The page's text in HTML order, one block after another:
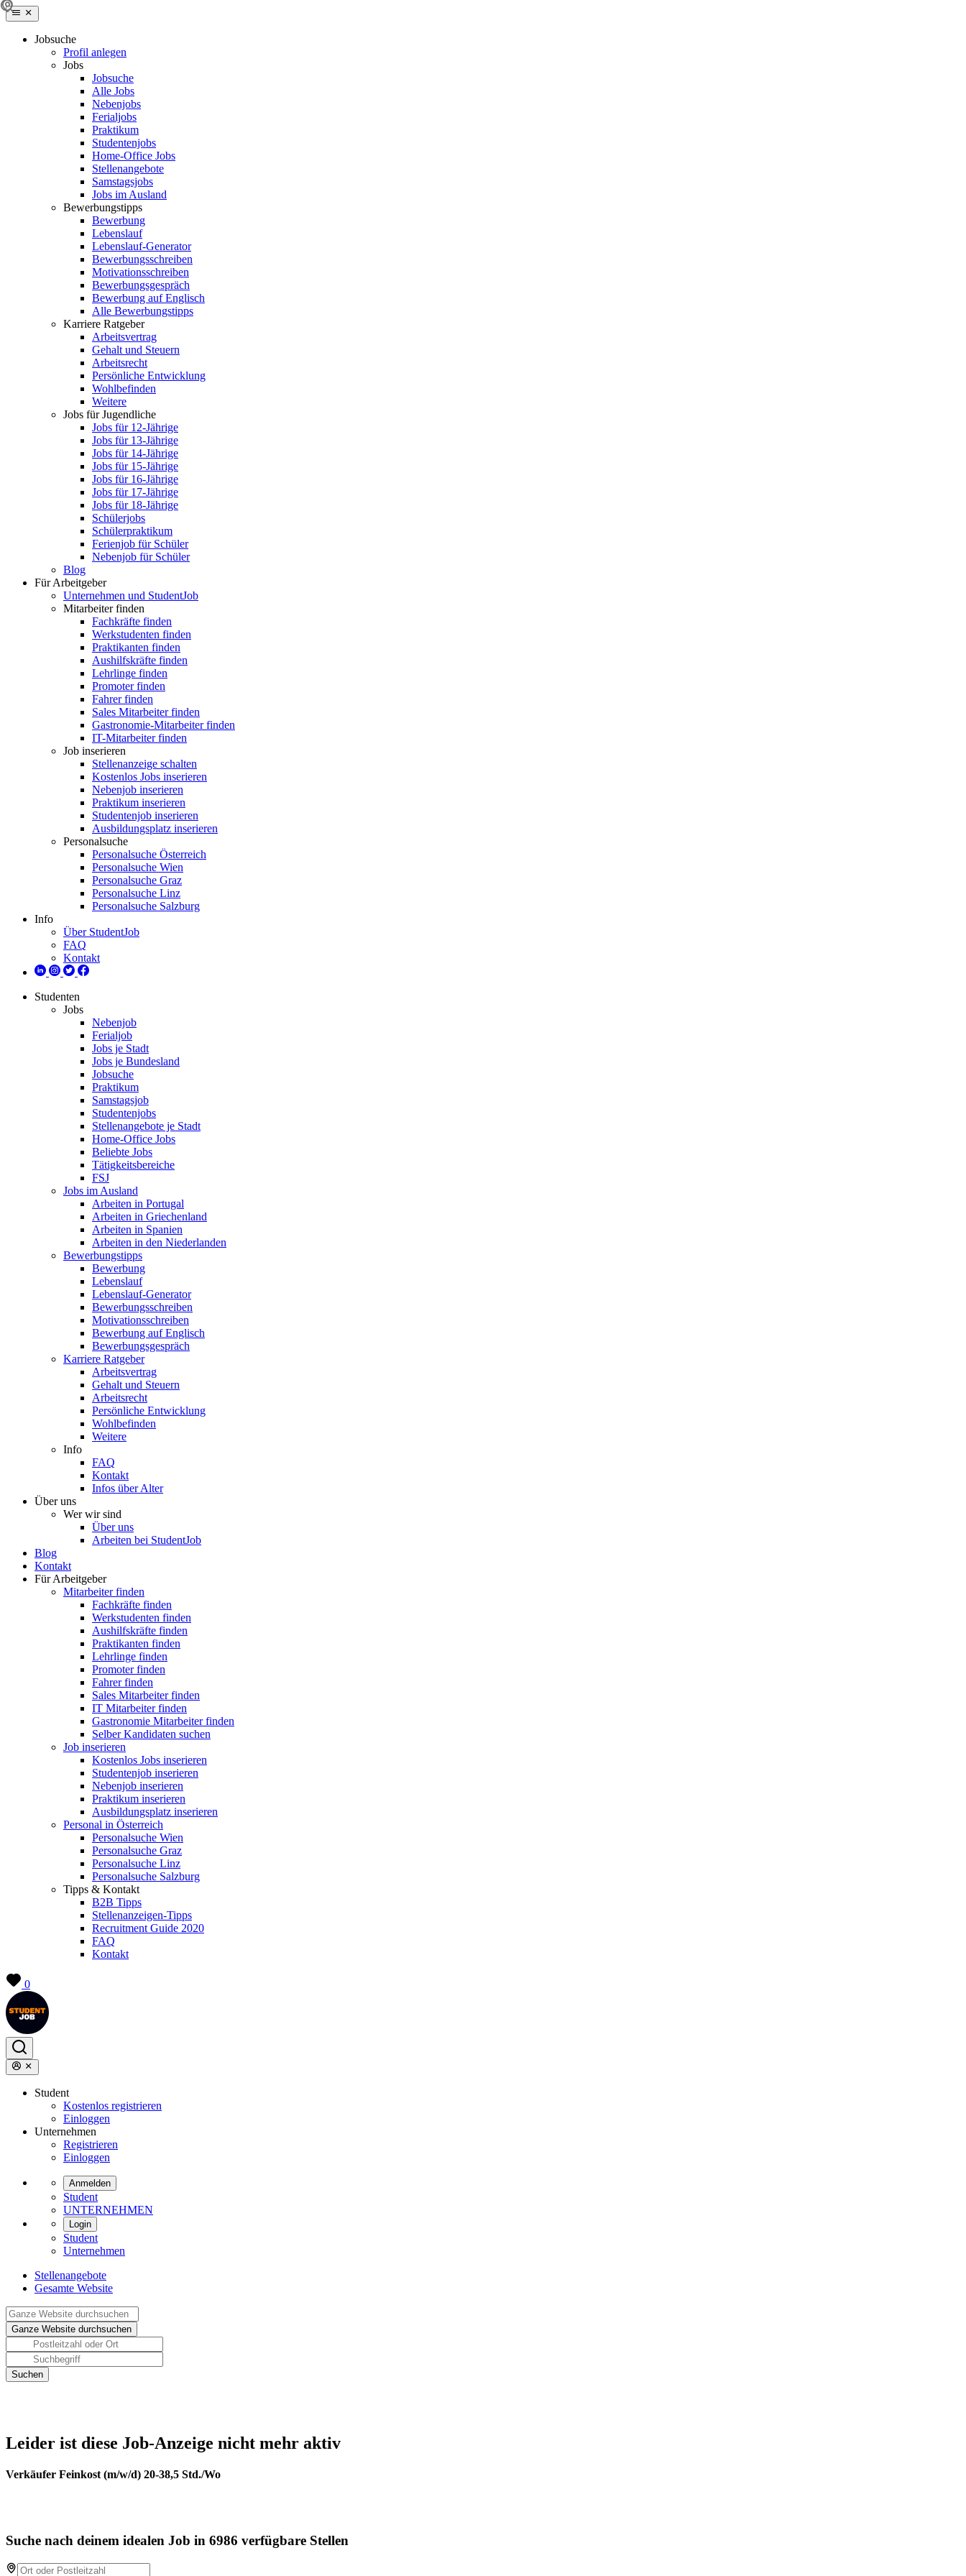
Jobsuche
Profil anlegen
Jobs
Jobsuche
Alle Jobs
Nebenjobs
Ferialjobs
Praktikum
Studentenjobs
Home-Office Jobs
Stellenangebote
Samstagsjobs
Jobs im Ausland
Bewerbungstipps
Bewerbung
Lebenslauf
Lebenslauf-Generator
Bewerbungsschreiben
Motivationsschreiben
Bewerbungsgespräch
Bewerbung auf Englisch
Alle Bewerbungstipps
Karriere Ratgeber
Arbeitsvertrag
Gehalt und Steuern
Arbeitsrecht
Persönliche Entwicklung
Wohlbefinden
Weitere
Jobs für Jugendliche
Jobs für 12-Jährige
Jobs für 13-Jährige
Jobs für 14-Jährige
Jobs für 15-Jährige
Jobs für 16-Jährige
Jobs für 17-Jährige
Jobs für 18-Jährige
Schülerjobs
Schülerpraktikum
Ferienjob für Schüler
Nebenjob für Schüler
Blog
Für Arbeitgeber
Unternehmen und StudentJob
Mitarbeiter finden
Fachkräfte finden
Werkstudenten finden
Praktikanten finden
Aushilfskräfte finden
Lehrlinge finden
Promoter finden
Fahrer finden
Sales Mitarbeiter finden
Gastronomie-Mitarbeiter finden
IT-Mitarbeiter finden
Job inserieren
Stellenanzeige schalten
Kostenlos Jobs inserieren
Nebenjob inserieren
Praktikum inserieren
Studentenjob inserieren
Ausbildungsplatz inserieren
Personalsuche
Personalsuche Österreich
Personalsuche Wien
Personalsuche Graz
Personalsuche Linz
Personalsuche Salzburg
Info
Über StudentJob
FAQ
Kontakt
Studenten
Jobs
Nebenjob
Ferialjob
Jobs je Stadt
Jobs je Bundesland
Jobsuche
Praktikum
Samstagsjob
Studentenjobs
Stellenangebote je Stadt
Home-Office Jobs
Beliebte Jobs
Tätigkeitsbereiche
FSJ
Jobs im Ausland
Arbeiten in Portugal
Arbeiten in Griechenland
Arbeiten in Spanien
Arbeiten in den Niederlanden
Bewerbungstipps
Bewerbung
Lebenslauf
Lebenslauf-Generator
Bewerbungsschreiben
Motivationsschreiben
Bewerbung auf Englisch
Bewerbungsgespräch
Karriere Ratgeber
Arbeitsvertrag
Gehalt und Steuern
Arbeitsrecht
Persönliche Entwicklung
Wohlbefinden
Weitere
Info
FAQ
Kontakt
Infos über Alter
Über uns
Wer wir sind
Über uns
Arbeiten bei StudentJob
Blog
Kontakt
Für Arbeitgeber
Mitarbeiter finden
Fachkräfte finden
Werkstudenten finden
Aushilfskräfte finden
Praktikanten finden
Lehrlinge finden
Promoter finden
Fahrer finden
Sales Mitarbeiter finden
IT Mitarbeiter finden
Gastronomie Mitarbeiter finden
Selber Kandidaten suchen
Job inserieren
Kostenlos Jobs inserieren
Studentenjob inserieren
Nebenjob inserieren
Praktikum inserieren
Ausbildungsplatz inserieren
Personal in Österreich
Personalsuche Wien
Personalsuche Graz
Personalsuche Linz
Personalsuche Salzburg
Tipps & Kontakt
B2B Tipps
Stellenanzeigen-Tipps
Recruitment Guide 2020
FAQ
Kontakt
0
Student
Kostenlos registrieren
Einloggen
Unternehmen
Registrieren
Einloggen
Anmelden
Student
UNTERNEHMEN
Login
Student
Unternehmen
Stellenangebote
Gesamte Website
Leider ist diese Job-Anzeige nicht mehr aktiv
Verkäufer Feinkost (m/w/d) 20-38,5 Std./Wo
Suche nach deinem idealen Job in 6986 verfügbare Stellen